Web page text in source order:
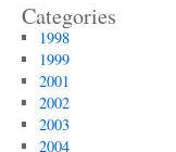
Categories
1998
1999
2001
2002
2003
2004